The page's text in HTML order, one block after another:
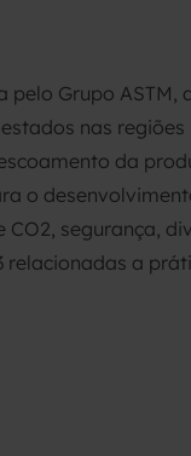
Grupo ASTM,
nas regiões
da
o
segurança,
a